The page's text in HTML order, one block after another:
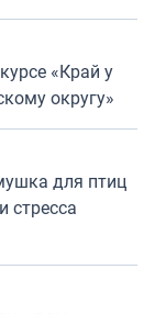
«Край у
округу»
для птиц
стресса